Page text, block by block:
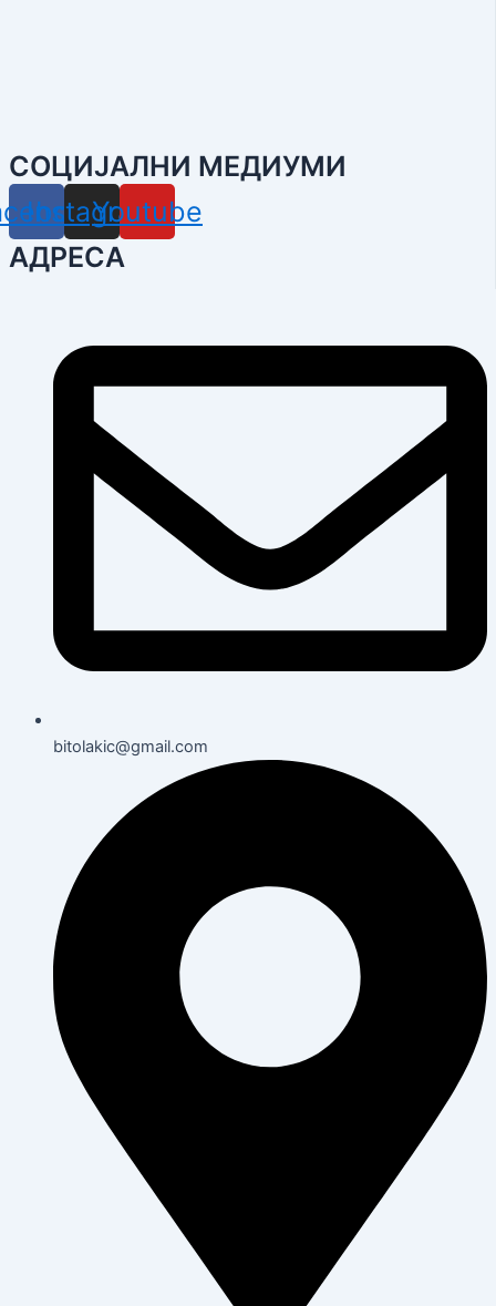
СОЦИЈАЛНИ МЕДИУМИ
Instagram
Youtube
АДРЕСА
bitolakic@gmail.com